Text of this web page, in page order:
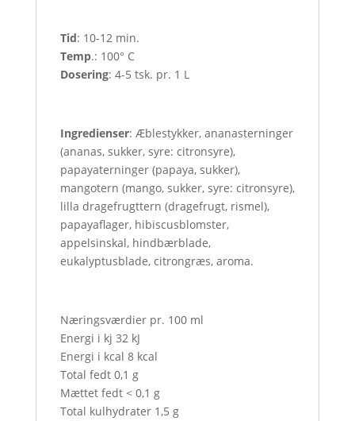
Tid: 10-12 min.
Temp.: 100° C
Dosering: 4-5 tsk. pr. 1 L
Ingredienser: Æblestykker, ananasterninger
(ananas, sukker, syre: citronsyre),
papayaterninger (papaya, sukker),
mangotern (mango, sukker, syre: citronsyre),
lilla dragefrugttern (dragefrugt, rismel),
papayaflager, hibiscusblomster,
appelsinskal, hindbærblade,
eukalyptusblade, citrongræs, aroma.
Næringsværdier pr. 100 ml
Energi i kj 32 kJ
Energi i kcal 8 kcal
Total fedt 0,1 g
Mættet fedt < 0,1 g
Total kulhydrater 1,5 g